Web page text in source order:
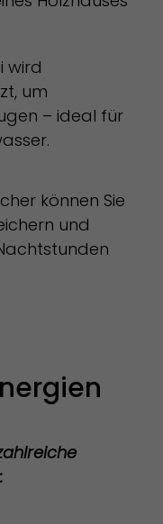
wird
um
– ideal für
können Sie
und